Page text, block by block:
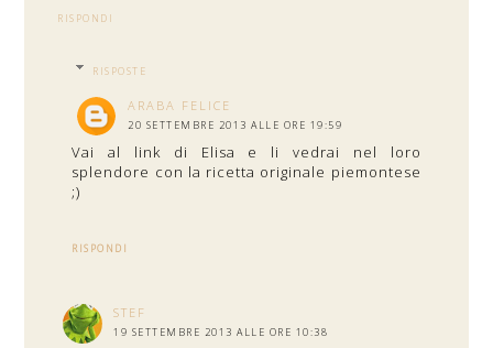
RISPONDI
RISPOSTE
ARABA FELICE
20 SETTEMBRE 2013 ALLE ORE 19:59
Vai al link di Elisa e li vedrai nel loro
splendore con la ricetta originale piemontese
;)
RISPONDI
STEF
19 SETTEMBRE 2013 ALLE ORE 10:38